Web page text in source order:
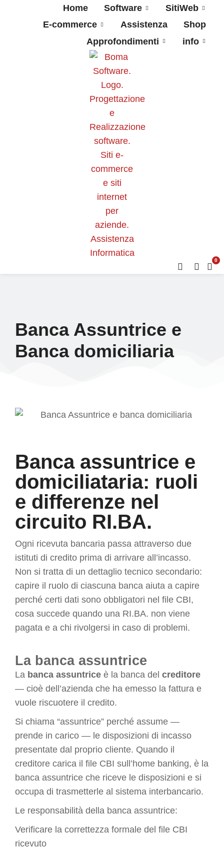
Home Software
SitiWeb
E-commerce
Assistenza
Shop
Approfondimenti
info
0
Banca Assuntrice e
Banca domiciliaria
Banca assuntrice e
domiciliataria: ruoli
e differenze nel
circuito RI.BA.
Ogni ricevuta bancaria passa attraverso due
istituti di credito prima di arrivare all’incasso.
Non si tratta di un dettaglio tecnico secondario:
capire il ruolo di ciascuna banca aiuta a capire
perché certi dati sono obbligatori nel file CBI,
cosa succede quando una RI.BA. non viene
pagata e a chi rivolgersi in caso di problemi.
La banca assuntrice
La banca assuntrice è la banca del creditore
— cioè dell’azienda che ha emesso la fattura e
vuole riscuotere il credito.
Si chiama “assuntrice” perché assume —
prende in carico — le disposizioni di incasso
presentate dal proprio cliente. Quando il
creditore carica il file CBI sull’home banking, è la
banca assuntrice che riceve le disposizioni e si
occupa di trasmetterle al sistema interbancario.
Le responsabilità della banca assuntrice:
Verificare la correttezza formale del file CBI
ricevuto